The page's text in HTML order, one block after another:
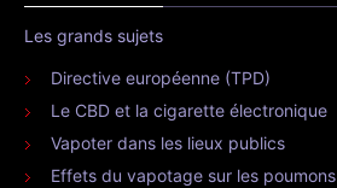
Les grands sujets
Directive européenne (TPD)
Le CBD et la cigarette électronique
Vapoter dans les lieux publics
Effets du vapotage sur les poumons